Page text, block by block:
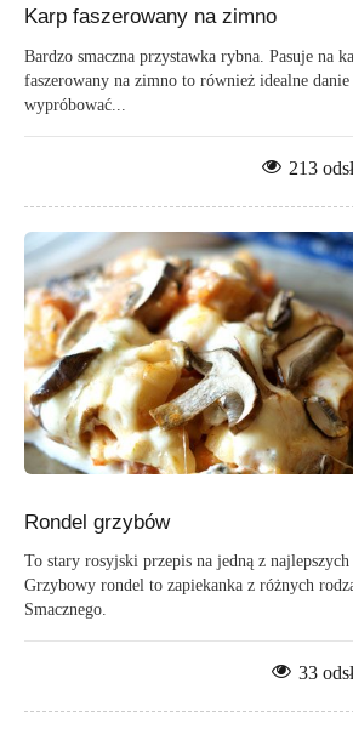
Karp faszerowany na zimno
Bardzo smaczna przystawka rybna. Pasuje na
faszerowany na zimno to również idealne
wypróbować...
213
Rondel grzybów
To stary rosyjski przepis na jedną z
Grzybowy rondel to zapiekanka z różnych
Smacznego.
33